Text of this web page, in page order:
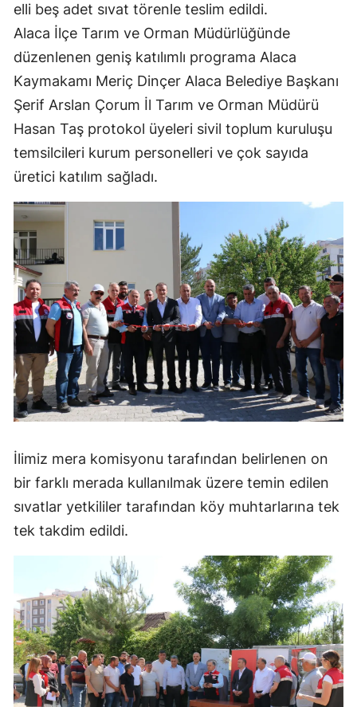
Mersin
İzmir
Kars
Kastamonu
Kırşehir
Kocaeli
Konya
Kütahya
Malatya
Manisa
Muğla
Nevşehir
Niğde
Ordu
Rize
Sakarya
elli beş adet sıvat törenle teslim edildi.
Alaca İlçe Tarım ve Orman Müdürlüğünde
düzenlenen geniş katılımlı programa Alaca
Kaymakamı Meriç Dinçer Alaca Belediye Başkanı
Şerif Arslan Çorum İl Tarım ve Orman Müdürü
Hasan Taş protokol üyeleri sivil toplum kuruluşu
temsilcileri kurum personelleri ve çok sayıda
üretici katılım sağladı.
İlimiz mera komisyonu tarafından belirlenen on
bir farklı merada kullanılmak üzere temin edilen
sıvatlar yetkililer tarafından köy muhtarlarına tek
tek takdim edildi.